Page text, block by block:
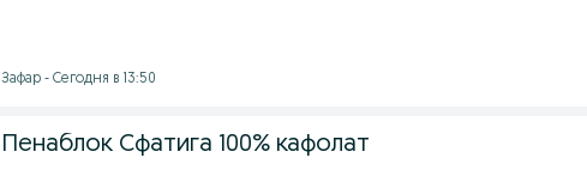
Зафар - Сегодня в 13:50
Пенаблок Сфатига 100% кафолат